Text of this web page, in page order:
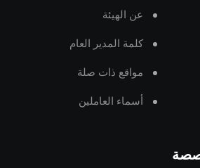
عن الهيئة
كلمة المدير العام
مواقع ذات صلة
أسماء العاملين